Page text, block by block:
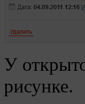
У
рисунке.